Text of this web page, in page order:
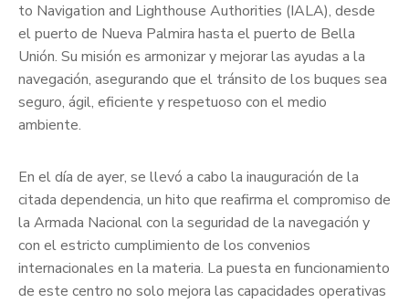
to Navigation and Lighthouse Authorities (IALA), desde
el puerto de Nueva Palmira hasta el puerto de Bella
Unión. Su misión es armonizar y mejorar las ayudas a la
navegación, asegurando que el tránsito de los buques sea
seguro, ágil, eficiente y respetuoso con el medio
ambiente.
En el día de ayer, se llevó a cabo la inauguración de la
citada dependencia, un hito que reafirma el compromiso de
la Armada Nacional con la seguridad de la navegación y
con el estricto cumplimiento de los convenios
internacionales en la materia. La puesta en funcionamiento
de este centro no solo mejora las capacidades operativas